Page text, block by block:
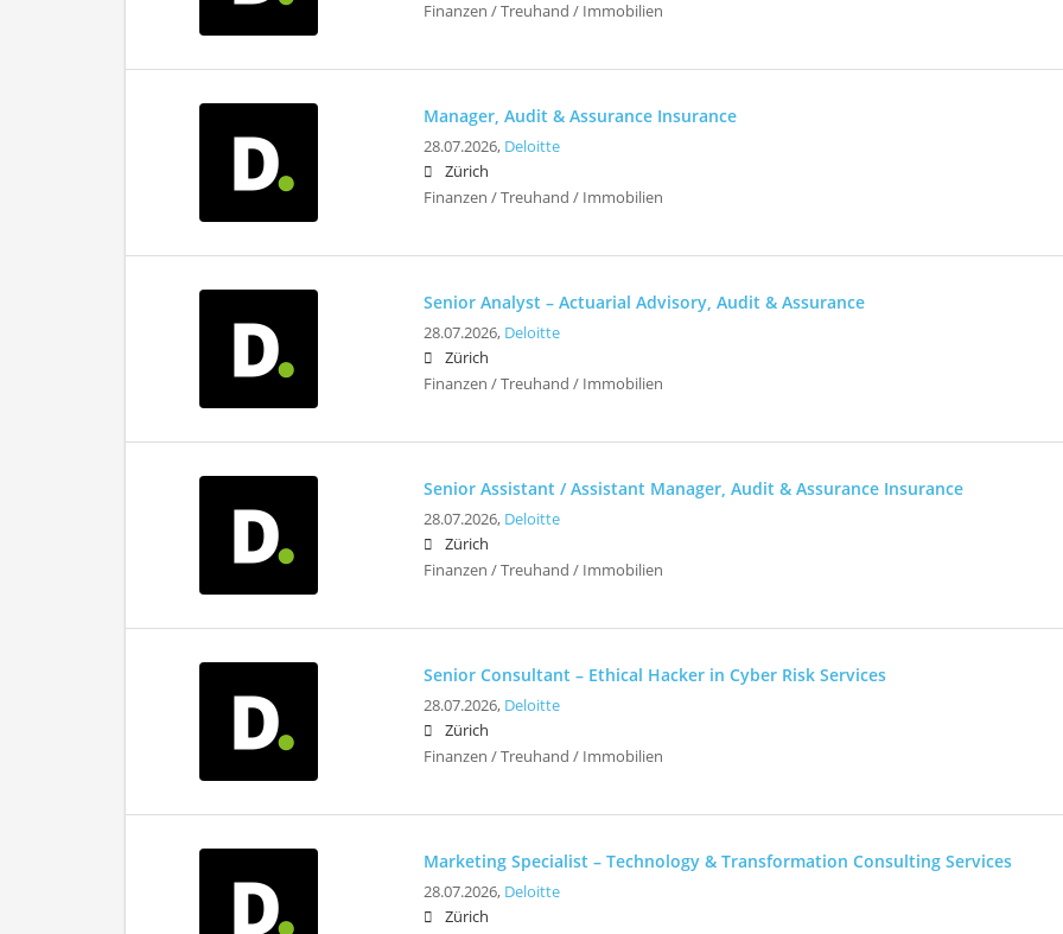
Finanzen / Treuhand / Immobilien
Manager, Audit & Assurance Insurance
28.07.2026, Deloitte
Zürich
Finanzen / Treuhand / Immobilien
Senior Analyst – Actuarial Advisory, Audit & Assurance
28.07.2026, Deloitte
Zürich
Finanzen / Treuhand / Immobilien
Senior Assistant / Assistant Manager, Audit & Assurance Insurance
28.07.2026, Deloitte
Zürich
Finanzen / Treuhand / Immobilien
Senior Consultant – Ethical Hacker in Cyber Risk Services
28.07.2026, Deloitte
Zürich
Finanzen / Treuhand / Immobilien
Marketing Specialist – Technology & Transformation Consulting Services
28.07.2026, Deloitte
Zürich